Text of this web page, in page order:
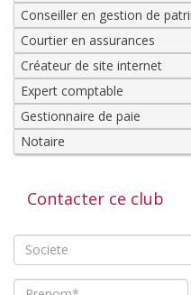
Conseiller en gestion de
Courtier en assurances
Créateur de site internet
Expert comptable
Gestionnaire de paie
Notaire
Contacter ce club